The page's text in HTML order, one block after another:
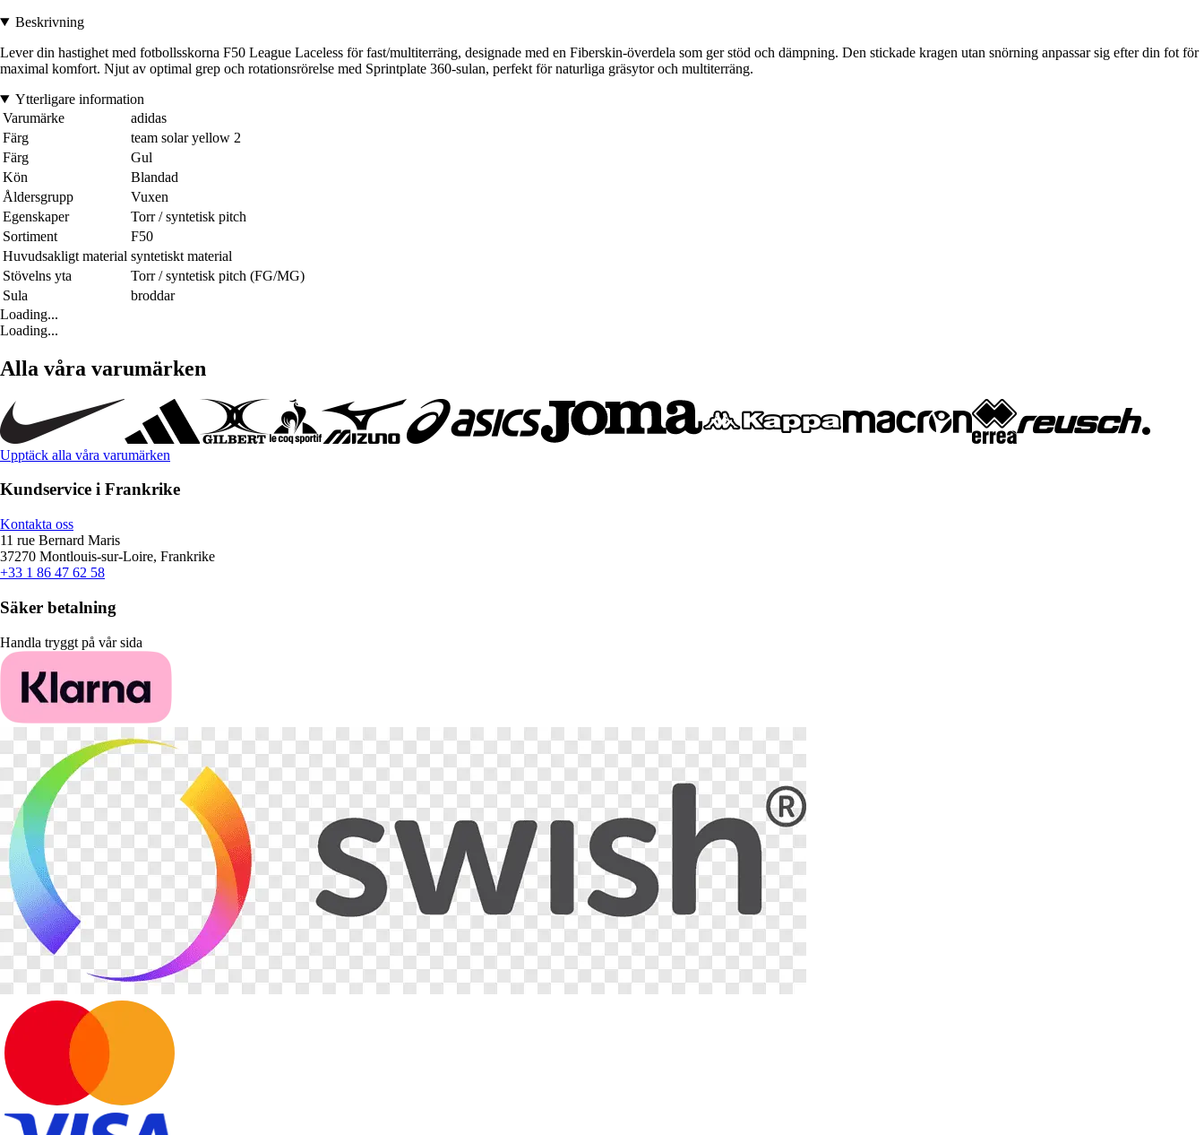
Beskrivning
Lever din hastighet med fotbollsskorna F50 League Laceless för fast/multiterräng, designade med en Fiberskin-överdela som ger stöd och dämpning. Den stickade kragen utan snörning anpassar sig efter din fot för
maximal komfort. Njut av optimal grep och rotationsrörelse med Sprintplate 360-sulan, perfekt för naturliga gräsytor och multiterräng.
Ytterligare information
Varumärke
adidas
Färg
team solar yellow 2
Färg
Gul
Kön
Blandad
Åldersgrupp
Vuxen
Egenskaper
Torr / syntetisk pitch
Sortiment
F50
Huvudsakligt material syntetiskt material
Stövelns yta
Torr / syntetisk pitch (FG/MG)
Sula
broddar
Loading...
Loading...
Alla våra varumärken
Upptäck alla våra varumärken
Kundservice i Frankrike
Kontakta oss
11 rue Bernard Maris
37270 Montlouis-sur-Loire, Frankrike
+33 1 86 47 62 58
Säker betalning
Handla tryggt på vår sida